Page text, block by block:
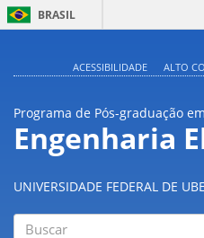
BRASIL
ACESSIBILIDADE
ALTO
Programa de Pós-graduação em
Engenharia
UNIVERSIDADE FEDERAL DE